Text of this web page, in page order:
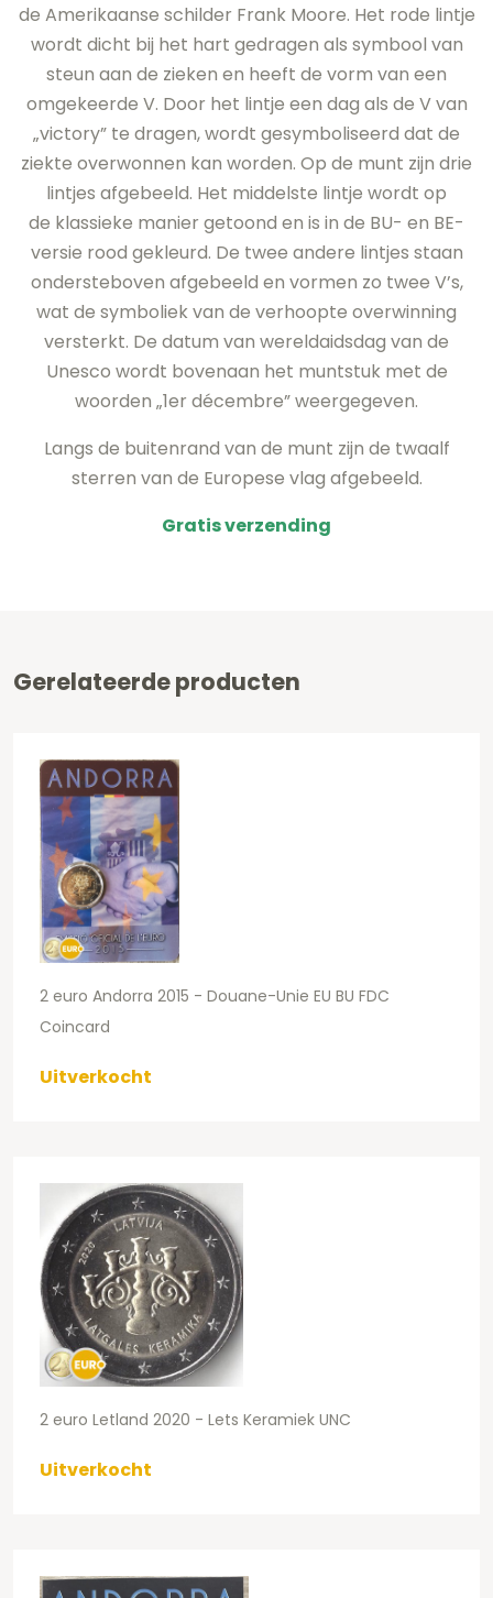
de Amerikaanse schilder Frank Moore. Het rode lintje
wordt dicht bij het hart gedragen als symbool van
steun aan de zieken en heeft de vorm van een
omgekeerde V. Door het lintje een dag als de V van
„victory” te dragen, wordt gesymboliseerd dat de
ziekte overwonnen kan worden. Op de munt zijn drie
lintjes afgebeeld. Het middelste lintje wordt op
de klassieke manier getoond en is in de BU- en BE-
versie rood gekleurd. De twee andere lintjes staan
onderste­boven afgebeeld en vormen zo twee V’s,
wat de symboliek van de verhoopte overwinning
versterkt. De datum van wereldaidsdag van de
Unesco wordt bovenaan het muntstuk met de
woorden „1er décembre” weergegeven.
Langs de buitenrand van de munt zijn de twaalf
sterren van de Europese vlag afgebeeld.
Gratis verzending
Gerelateerde producten
2 euro Andorra 2015 - Douane-Unie EU BU FDC
Coincard
Uitverkocht
2 euro Letland 2020 - Lets Keramiek UNC
Uitverkocht